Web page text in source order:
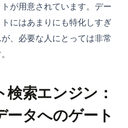
が用意されています。デー
にはあまりにも特化しすぎ
、必要な人にとっては非常
索エンジン：
ータへのゲート